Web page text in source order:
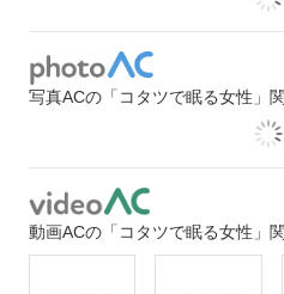
写真ACの「コタツで眠る女性」
動画ACの「コタツで眠る女性」